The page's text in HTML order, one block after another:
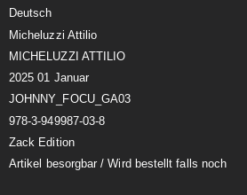
Deutsch
Micheluzzi Attilio
MICHELUZZI ATTILIO
2025 01 Januar
JOHNNY_FOCU_GA03
978-3-949987-03-8
Zack Edition
Artikel besorgbar / Wird bestellt falls noch